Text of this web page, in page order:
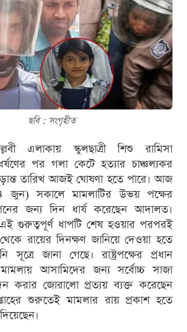
ছবি : সংগৃহীত
এলাকায় স্কুলছাত্রী শিশু রামিসা
পর গলা কেটে হত্যার চাঞ্চল্যকর
তারিখ আজই ঘোষণা হতে পারে। আজ
জুন) সকালে মামলাটির উভয় পক্ষের
জন্য দিন ধার্য করেছেন আদালত।
এই গুরুত্বপূর্ণ ধাপটি শেষ হওয়ার পরপরই
রায়ের দিনক্ষণ জানিয়ে দেওয়া হতে
জানা গেছে। রাষ্ট্রপক্ষের প্রধান
আসামিদের জন্য সর্বোচ্চ সাজা
করার জোরালো প্রত্যয় ব্যক্ত করেছেন
শুরুতেই মামলার রায় প্রকাশ হতে